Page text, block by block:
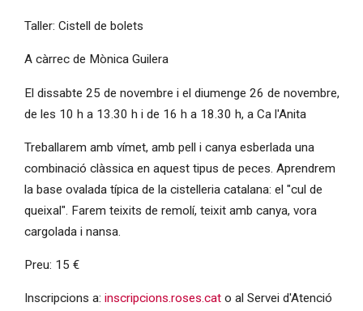
Taller: Cistell de bolets
A càrrec de Mònica Guilera
El dissabte 25 de novembre i el diumenge 26 de novembre,
de les 10 h a 13.30 h i de 16 h a 18.30 h, a Ca l'Anita
Treballarem amb vímet, amb pell i canya esberlada una
combinació clàssica en aquest tipus de peces. Aprendrem
la base ovalada típica de la cistelleria catalana: el "cul de
queixal". Farem teixits de remolí, teixit amb canya, vora
cargolada i nansa.
Preu: 15 €
Inscripcions a: inscripcions.roses.cato al Servei d'Atenció